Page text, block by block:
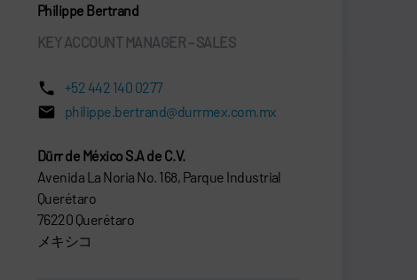
Philippe Bertrand
KEY ACCOUNT MANAGER – SALES
+52 442 140 0277
philippe.bertrand@durrmex.com.mx
Dürr de México S.A de C.V.
Avenida La Noria No. 168, Parque Industrial
Querétaro
76220 Querétaro
メキシコ